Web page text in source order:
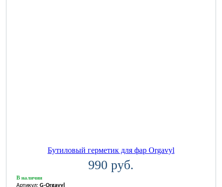
Бутиловый герметик для фар Orgavyl
990 руб.
В наличии
Артикул: G-Orgavyl